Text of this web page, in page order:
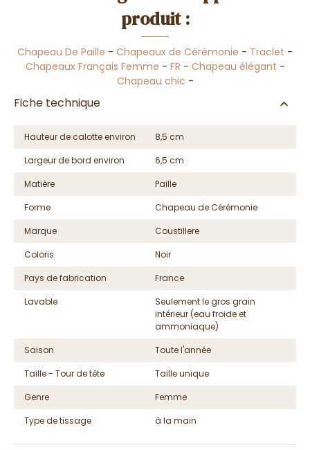
produit :
Chapeau De Paille - Chapeaux de Cérémonie - Traclet -
Chapeaux Français Femme - FR - Chapeau élégant -
Chapeau chic -
Fiche technique
Hauteur de calotte environ
8,5 cm
Largeur de bord environ
6,5 cm
Matière
Paille
Forme
Chapeau de Cérémonie
Marque
Coustillere
Coloris
Noir
Pays de fabrication
France
Lavable
Seulement le gros grain
intérieur (eau froide et
ammoniaque)
Saison
Toute l'année
Taille - Tour de tête
Taille unique
Genre
Femme
Type de tissage
à la main